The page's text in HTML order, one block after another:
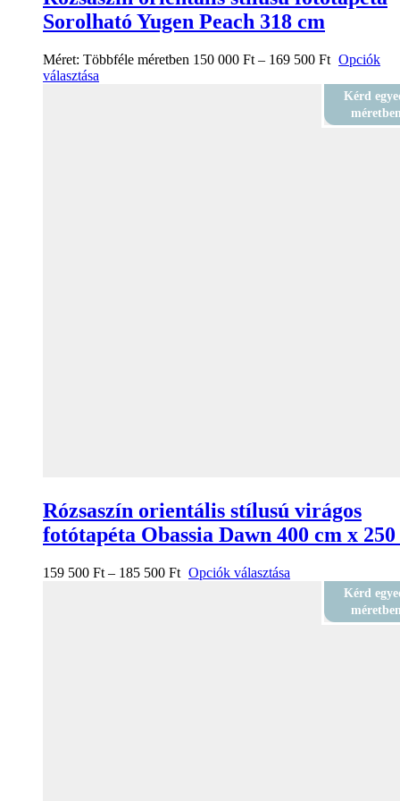
Sorolható Yugen Peach 318 cm
Méret: Többféle méretben 150 000 Ft – 169 500 Ft Opciók
választása
Kérd
Rózsaszín orientális stílusú virágos
fotótapéta Obassia Dawn 400 cm x
159 500 Ft – 185 500 Ft Opciók választása
Kérd